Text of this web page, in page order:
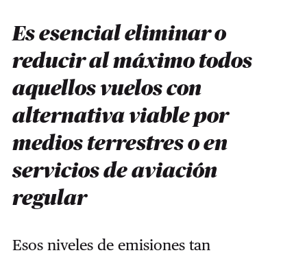
Es esencial eliminar o
reducir al máximo todos
aquellos vuelos con
alternativa viable por
medios terrestres o en
servicios de aviación
regular
Esos niveles de emisiones tan